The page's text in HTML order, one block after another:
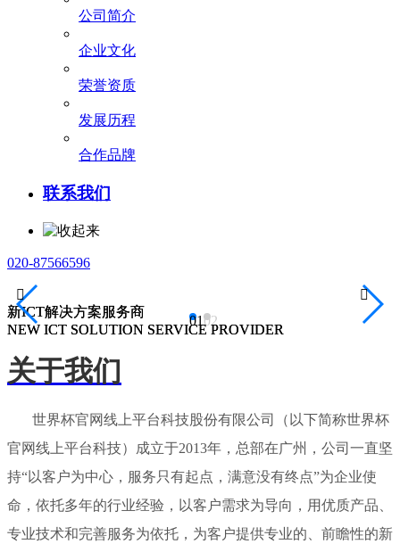
公司简介
企业文化
荣誉资质
发展历程
合作品牌
联系我们
020-87566596
新ICT解决方案服务商
NEW ICT SOLUTION SERVICE PROVIDER
新ICT解决方案服务商
NEW ICT SOLUTION SERVICE PROVIDER
0102
 
关于我们
世界杯官网线上平台科技股份有限公司（以下简称世界杯
官网线上平台科技）成立于2013年，总部在广州，公司一直坚
持“以客户为中心，服务只有起点，满意没有终点”为企业使
命，依托多年的行业经验，以客户需求为导向，用优质产品、
专业技术和完善服务为依托，为客户提供专业的、前瞻性的新